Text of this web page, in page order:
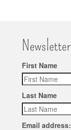
Newsletter
First Name
Last Name
Email address: